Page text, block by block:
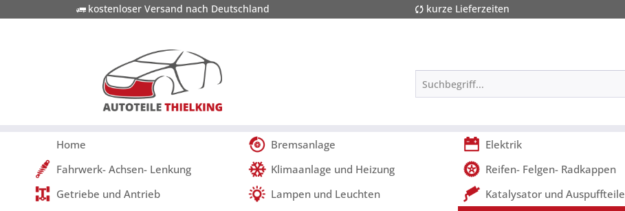
kostenloser Versand nach Deutschland kurze Lieferzeiten
Home Bremsanlage
Elektrik
Fahrwerk- Achsen- Lenkung
Klimaanlage und Heizung
Reifen- Felgen- Radkappen
Getriebe und Antrieb
Lampen und Leuchten
Katalysator und Auspuffteile